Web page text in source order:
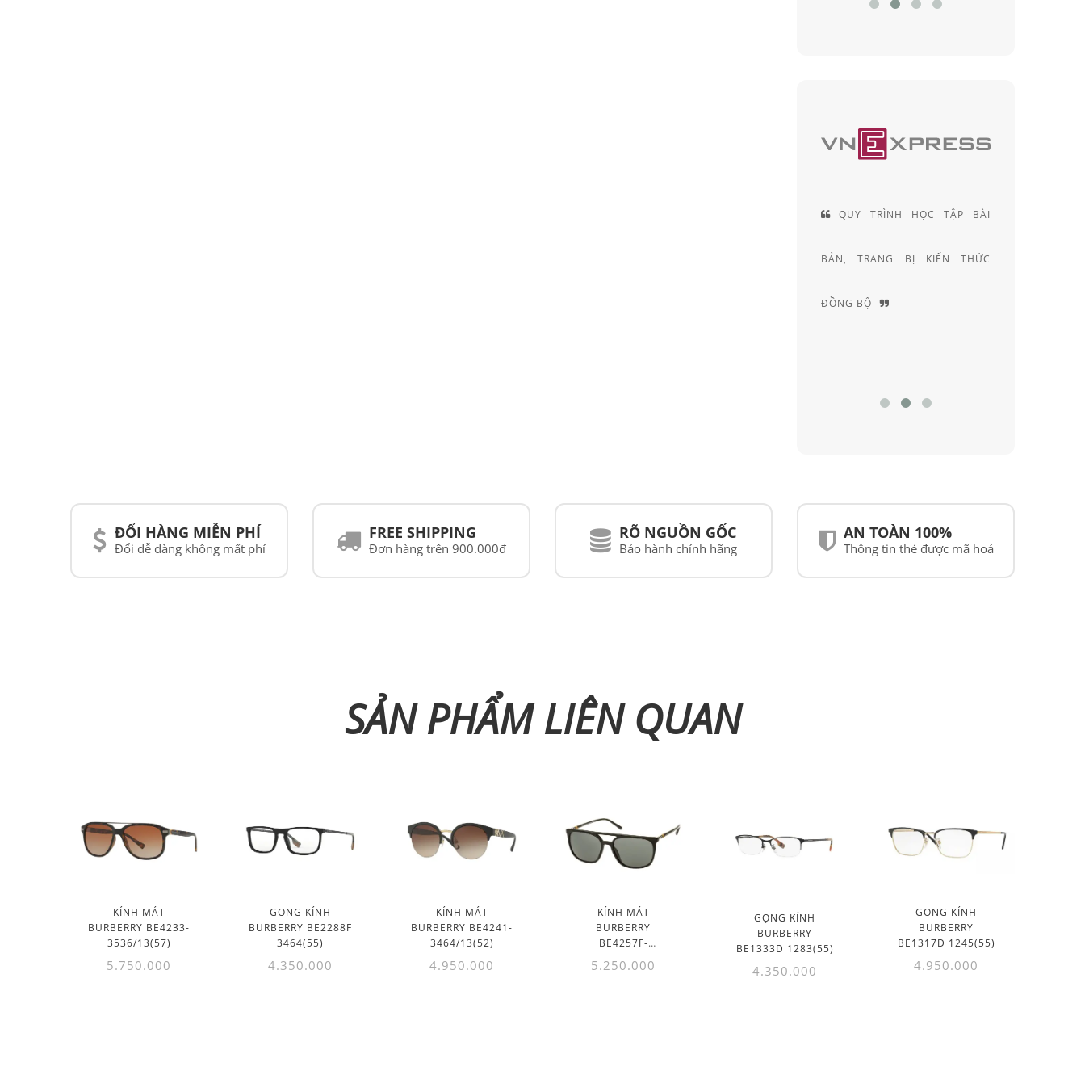
QUY TRÌNH HỌC TẬP BÀI
BẢN, TRANG BỊ KIẾN THỨC
ĐỒNG BỘ
ĐỔI HÀNG MIỄN PHÍ
Đổi dễ dàng không mất phí
FREE SHIPPING
Đơn hàng trên 900.000đ
RÕ NGUỒN GỐC
Bảo hành chính hãng
AN TOÀN 100%
Thông tin thẻ được mã hoá
SẢN PHẨM LIÊN QUAN
KÍNH MÁT
BURBERRY BE4233-
3536/13(57)
5.750.000
GỌNG KÍNH
BURBERRY BE2288F
3464(55)
4.350.000
KÍNH MÁT
BURBERRY BE4241-
3464/13(52)
4.950.000
KÍNH MÁT
BURBERRY
BE4257F-
3464/87(59)
5.250.000
GỌNG KÍNH
BURBERRY
BE1333D 1283(55)
4.350.000
GỌNG KÍNH
BURBERRY
BE1317D 1245(55)
4.950.000